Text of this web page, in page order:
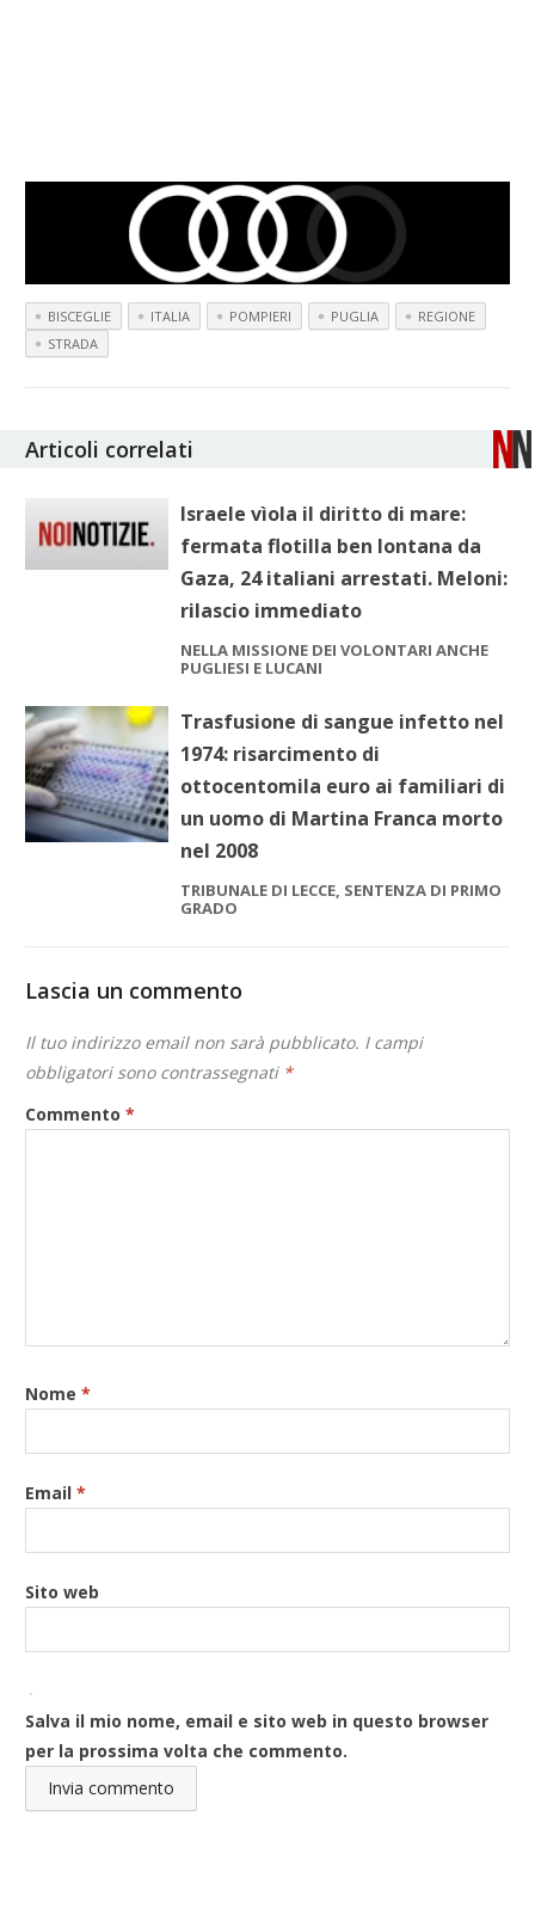
BISCEGLIE ITALIA POMPIERI PUGLIA
REGIONE
STRADA
Articoli correlati
Israele vìola il diritto di mare:
fermata flotilla ben lontana da
Gaza, 24 italiani arrestati. Meloni:
rilascio immediato
NELLA MISSIONE DEI VOLONTARI ANCHE
PUGLIESI E LUCANI
Trasfusione di sangue infetto nel
1974: risarcimento di
ottocentomila euro ai familiari di
un uomo di Martina Franca morto
nel 2008
TRIBUNALE DI LECCE, SENTENZA DI PRIMO
GRADO
Lascia un commento
Il tuo indirizzo email non sarà pubblicato. I campi
obbligatori sono contrassegnati *
Commento*
Nome*
Email*
Sito web
Salva il mio nome, email e sito web in questo browser
per la prossima volta che commento.